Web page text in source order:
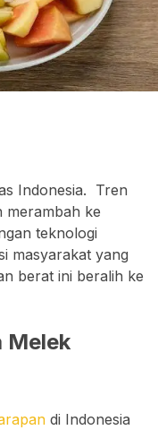
Indonesia. Tren
merambah ke
teknologi
masyarakat yang
berat ini beralih ke
Melek
di Indonesia